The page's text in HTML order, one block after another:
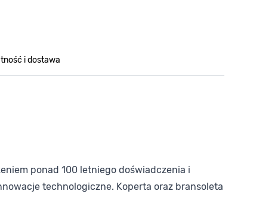
i dostawa
ponad 100 letniego doświadczenia i
technologiczne. Koperta oraz bransoleta